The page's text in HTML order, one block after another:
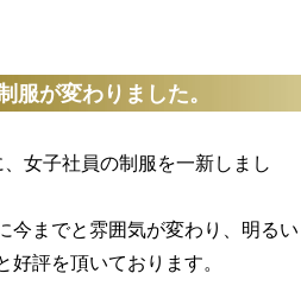
服が変わりました。
女子社員の制服を一新しまし
今までと雰囲気が変わり、明るい
好評を頂いております。